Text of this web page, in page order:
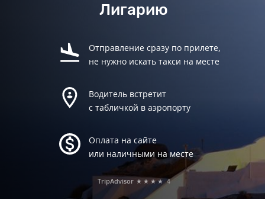
Лигарию
Отправление сразу по прилете,
не нужно искать такси на месте
Водитель встретит
с табличкой в аэропорту
Оплата на сайте
или наличными на месте
TripAdvisor ★★★★ 4